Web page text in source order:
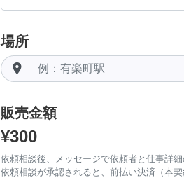
場所
room
販売金額
¥300
依頼相談後、メッセージで依頼者と仕事詳細
依頼相談が承認されると、前払い決済（本